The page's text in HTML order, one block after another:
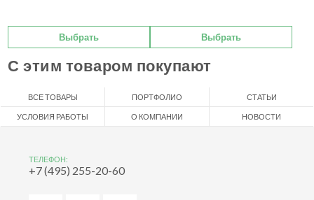
Выбрать Выбрать
С этим товаром покупают
ВСЕ ТОВАРЫ ПОРТФОЛИО СТАТЬИ
УСЛОВИЯ РАБОТЫ О КОМПАНИИ НОВОСТИ
ТЕЛЕФОН:
+7 (495) 255-20-60